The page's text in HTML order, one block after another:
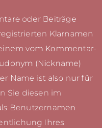
oder Beiträge
Klarnamen
vom Kommentar-
(Nickname)
Name ist also nur für
Sie diesen im
Benutzernamen
Ihres